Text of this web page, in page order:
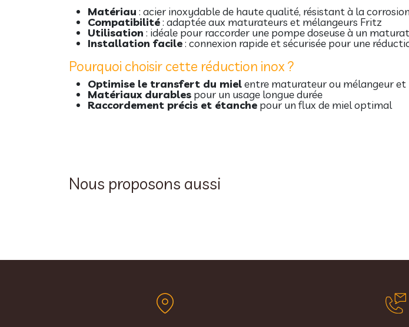
Matériau : acier inoxydable de haute qualité, résistant à la corrosion
Compatibilité: adaptée aux maturateurs et mélangeurs Fritz
Utilisation : idéale pour raccorder une pompe doseuse à un
Installation facile: connexion rapide et sécurisée pour une
Pourquoi choisir cette réduction inox ?
Optimise le transfert du mielentre maturateur ou mélangeur et
Matériaux durables pour un usage longue durée
Raccordement précis et étanche pour un flux de miel optimal
Nous proposons aussi